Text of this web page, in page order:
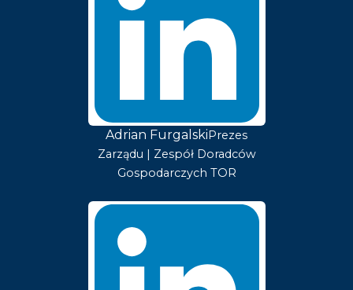
Adrian FurgalskiPrezes
Zarządu | Zespół Doradców
Gospodarczych TOR